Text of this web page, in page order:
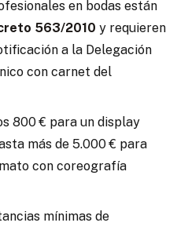
en bodas están
563/2010 y requieren
a la Delegación
con carnet del
800 € para un display
más de 5.000 € para
con coreografía
mínimas de